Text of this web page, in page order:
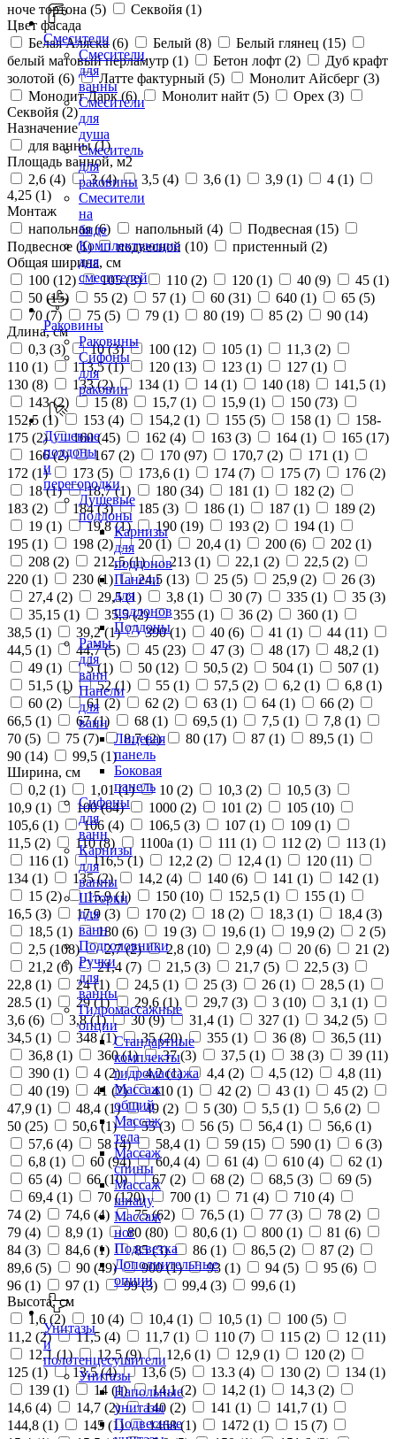
Смесители
Смесители
для
ванны
Смесители
для
душа
Смеситель
для
раковины
Смесители
на
биде
Комплектующие
для
смесителей
Раковины
Раковины
Сифоны
для
раковин
Душевые
поддоны
и
перегородки
Душевые
поддоны
Карнизы
для
поддонов
Панели
для
поддонов
Поддоны
Рамы
для
ванн
Панели
для
ванн
Лицевая
панель
Боковая
панель
Сифоны
для
ванн
Карнизы
для
ванны
Шторки
для
ванн
Подголовники
Ручки
для
ванны
Гидромассажные
опции
Стандартные
комплекты
гидромассажа
Массаж
общий
Массаж
тела
Массаж
спины
Массаж
шиацу
Массаж
ног
Подсветка
Дополнительные
опции
Унитазы
и
полотенцесушители
Унитазы
Напольные
унитазы
Подвесные
ноче тортона (5) Секвойя (1)
Цвет фасада
Белая Аляска (6) Белый (8) Белый глянец (15)
белый матовый перламутр (1) Бетон лофт (2)
Дуб крафт
золотой (6) Латте фактурный (5) Монолит Айсберг (3)
Монолит Дарк (6) Монолит найт (5) Орех (3)
Секвойя (2)
Назначение
для ванны (1)
Площадь ванной, м2
2,6 (4) 3 (4) 3,5 (4) 3,6 (1) 3,9 (1) 4 (1)
4,25 (1)
Монтаж
напольная (6) напольный (4) Подвесная (15)
Подвесное (1) подвесной (10) пристенный (2)
Общая ширина, см
100 (12) 105 (3) 110 (2) 120 (1) 40 (9) 45 (1)
50 (15) 55 (2) 57 (1) 60 (31) 640 (1) 65 (5)
70 (7) 75 (5) 79 (1) 80 (19) 85 (2) 90 (14)
Длина, см
0,3 (3) 10 (3) 100 (12) 105 (1) 11,3 (2)
110 (1) 113,5 (1) 120 (13) 123 (1) 127 (1)
130 (8) 133 (2) 134 (1) 14 (1) 140 (18) 141,5 (1)
143 (2) 15 (8) 15,7 (1) 15,9 (1) 150 (73)
152,5 (1) 153 (4) 154,2 (1) 155 (5) 158 (1)
158-
175 (2) 160 (45) 162 (4) 163 (3) 164 (1) 165 (17)
166 (2) 167 (2) 170 (97) 170,7 (2) 171 (1)
172 (1) 173 (5) 173,6 (1) 174 (7) 175 (7) 176 (2)
18 (1) 18,7 (1) 180 (34) 181 (1) 182 (2)
183 (2) 184 (3) 185 (3) 186 (1) 187 (1) 189 (2)
19 (1) 19,8 (1) 190 (19) 193 (2) 194 (1)
195 (1) 198 (2) 20 (1) 20,4 (1) 200 (6) 202 (1)
208 (2) 212,5 (1) 213 (1) 22,1 (2) 22,5 (2)
220 (1) 230 (1) 24,5 (13) 25 (5) 25,9 (2) 26 (3)
27,4 (2) 29,5 (1) 3,8 (1) 30 (7) 335 (1) 35 (3)
35,15 (1) 35,5 (2) 355 (1) 36 (2) 360 (1)
38,5 (1) 39,2 (1) 390 (1) 40 (6) 41 (1) 44 (11)
44,5 (1) 44,7 (5) 45 (23) 47 (3) 48 (17) 48,2 (1)
49 (1) 5 (1) 50 (12) 50,5 (2) 504 (1) 507 (1)
51,5 (1) 52 (1) 55 (1) 57,5 (2) 6,2 (1) 6,8 (1)
60 (2) 61 (2) 62 (2) 63 (1) 64 (1) 66 (2)
66,5 (1) 67 (1) 68 (1) 69,5 (1) 7,5 (1) 7,8 (1)
70 (5) 75 (7) 8,7 (2) 80 (17) 87 (1) 89,5 (1)
90 (14) 99,5 (1)
Ширина, см
0,2 (1) 1,01 (1) 10 (2) 10,3 (2) 10,5 (3)
10,9 (1) 100 (64) 1000 (2) 101 (2) 105 (10)
105,6 (1) 106 (4) 106,5 (3) 107 (1) 109 (1)
11,5 (2) 110 (8) 1100а (1) 111 (1) 112 (2) 113 (1)
116 (1) 116,5 (1) 12,2 (2) 12,4 (1) 120 (11)
134 (1) 135 (2) 14,2 (4) 140 (6) 141 (1) 142 (1)
15 (2) 15,9 (1) 150 (10) 152,5 (1) 155 (1)
16,5 (3) 17,9 (3) 170 (2) 18 (2) 18,3 (1) 18,4 (3)
18,5 (1) 180 (6) 19 (3) 19,6 (1) 19,9 (2) 2 (5)
2,5 (108) 2,7 (2) 2,8 (10) 2,9 (4) 20 (6) 21 (2)
21,2 (6) 21,4 (7) 21,5 (3) 21,7 (5) 22,5 (3)
22,8 (1) 24 (1) 24,5 (1) 25 (3) 26 (1) 28,5 (1)
28.5 (1) 29 (1) 29,6 (1) 29,7 (3) 3 (10) 3,1 (1)
3,6 (6) 3,8 (1) 30 (9) 31,4 (1) 327 (1) 34,2 (5)
34,5 (1) 348 (1) 35 (20) 355 (1) 36 (8) 36,5 (11)
36,8 (1) 360 (1) 37 (3) 37,5 (1) 38 (3) 39 (11)
390 (1) 4 (2) 4,2 (1) 4,4 (2) 4,5 (12) 4,8 (11)
40 (19) 41 (2) 410 (1) 42 (2) 43 (1) 45 (2)
47,9 (1) 48,4 (1) 49 (2) 5 (30) 5,5 (1) 5,6 (2)
50 (25) 50,6 (1) 55 (3) 56 (5) 56,4 (1) 56,6 (1)
57,6 (4) 58 (4) 58,4 (1) 59 (15) 590 (1) 6 (3)
6,8 (1) 60 (94) 60,4 (4) 61 (4) 610 (4) 62 (1)
65 (4) 66 (10) 67 (2) 68 (2) 68,5 (3) 69 (5)
69,4 (1) 70 (120) 700 (1) 71 (4) 710 (4)
74 (2) 74,6 (4) 75 (62) 76,5 (1) 77 (3) 78 (2)
79 (4) 8,9 (1) 80 (80) 80,6 (1) 800 (1) 81 (6)
84 (3) 84,6 (1) 85 (3) 86 (1) 86,5 (2) 87 (2)
89,6 (5) 90 (49) 900 (1) 93 (1) 94 (5) 95 (6)
96 (1) 97 (1) 99 (3) 99,4 (3) 99,6 (1)
Высота, см
1,6 (2) 10 (4) 10,4 (1) 10,5 (1) 100 (5)
11,2 (2) 11,5 (4) 11,7 (1) 110 (7) 115 (2) 12 (11)
12,1 (1) 12,5 (9) 12,6 (1) 12,9 (1) 120 (2)
125 (1) 13,5 (4) 13,6 (5) 13.3 (4) 130 (2) 134 (1)
139 (1) 14 (1) 14,1 (2) 14,2 (1) 14,3 (2)
14,6 (4) 14,7 (2) 140 (2) 141 (1) 141,7 (1)
144,8 (1) 145 (1) 1468 (1) 1472 (1) 15 (7)